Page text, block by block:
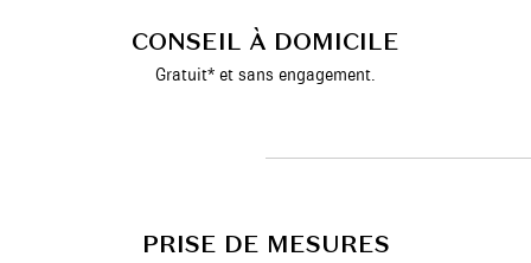
CONSEIL À DOMICILE
Gratuit* et sans engagement.
PRISE DE MESURES